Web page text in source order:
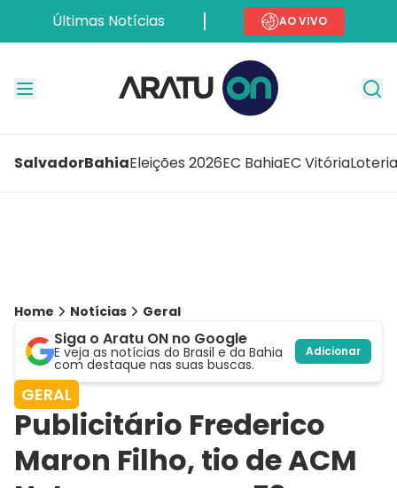
Últimas Notícias AO VIVO
SalvadorBahiaEleições 2026EC BahiaEC Vitória
Home Notícias Geral
Siga o Aratu ON no Google
E veja as notícias do Brasil e da Bahia
com destaque nas suas buscas.
Adicionar
GERAL
Publicitário Frederico
Maron Filho, tio de ACM